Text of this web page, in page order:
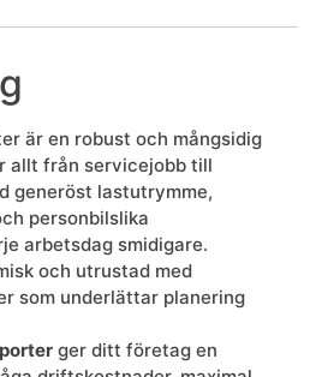
är en robust och mångsidig
allt från servicejobb till
generöst lastutrymme,
personbilslika
arbetsdag smidigare.
och utrustad med
som underlättar planering
ger ditt företag en